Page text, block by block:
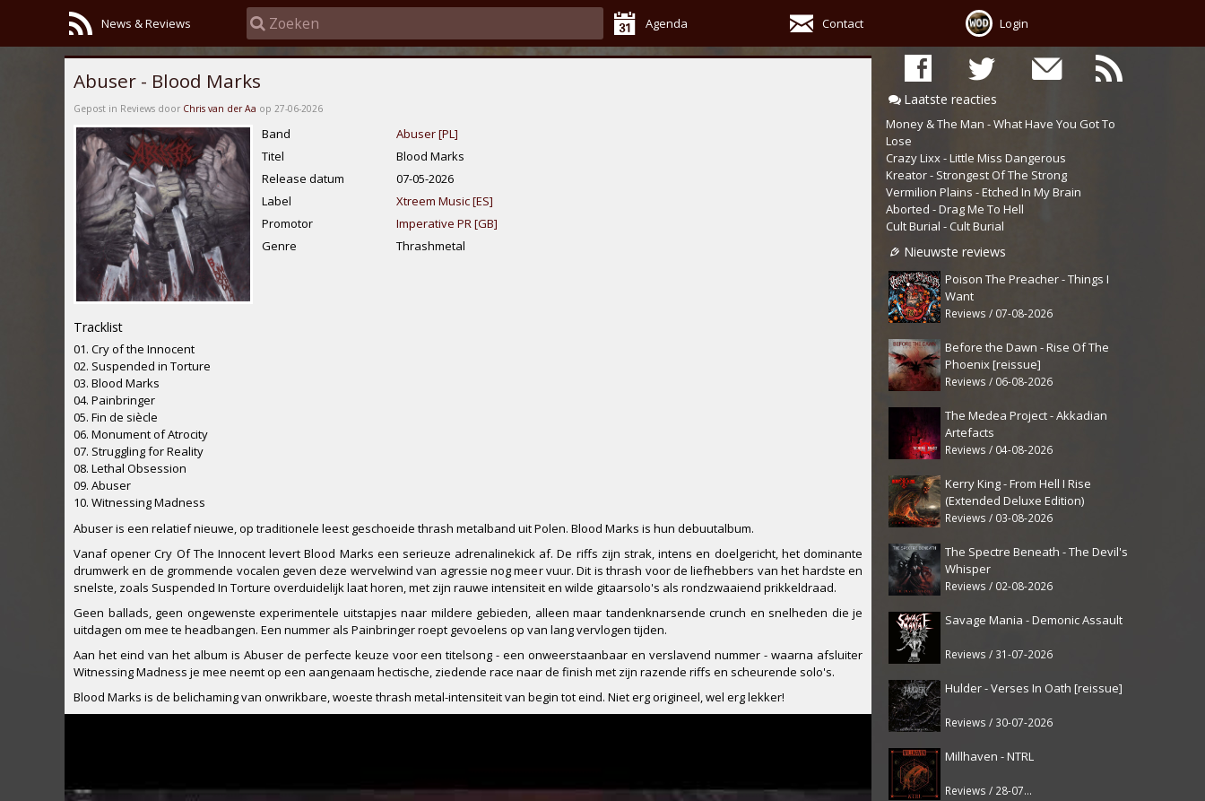
News & Reviews Agenda Contact Login
Laatste reacties
Money & The Man - What Have You Got To
Lose
Crazy Lixx - Little Miss Dangerous
Kreator - Strongest Of The Strong
Vermilion Plains - Etched In My Brain
Aborted - Drag Me To Hell
Cult Burial - Cult Burial
Nieuwste reviews
Poison The Preacher - Things I
Want
Reviews / 07-08-2026
Before the Dawn - Rise Of The
Phoenix [reissue]
Reviews / 06-08-2026
The Medea Project - Akkadian
Artefacts
Reviews / 04-08-2026
Kerry King - From Hell I Rise
(Extended Deluxe Edition)
Reviews / 03-08-2026
The Spectre Beneath - The Devil's
Whisper
Reviews / 02-08-2026
Savage Mania - Demonic Assault
Reviews / 31-07-2026
Hulder - Verses In Oath [reissue]
Reviews / 30-07-2026
Millhaven - NTRL
Reviews / 28-07-2026
Abuser - Blood Marks
Gepost in Reviews door Chris van der Aa op 27-06-2026
Band
Abuser [PL]
Titel
Blood Marks
Release datum
07-05-2026
Label
Xtreem Music [ES]
Promotor
Imperative PR [GB]
Genre
Thrashmetal
Tracklist
01. Cry of the Innocent
02. Suspended in Torture
03. Blood Marks
04. Painbringer
05. Fin de siècle
06. Monument of Atrocity
07. Struggling for Reality
08. Lethal Obsession
09. Abuser
10. Witnessing Madness
Abuser is een relatief nieuwe, op traditionele leest geschoeide thrash metalband uit Polen. Blood Marks is hun debuutalbum.
Vanaf opener Cry Of The Innocent levert Blood Marks een serieuze adrenalinekick af. De riffs zijn strak, intens en doelgericht, het dominante
drumwerk en de grommende vocalen geven deze wervelwind van agressie nog meer vuur. Dit is thrash voor de liefhebbers van het hardste en
snelste, zoals Suspended In Torture overduidelijk laat horen, met zijn rauwe intensiteit en wilde gitaarsolo's als rondzwaaiend prikkeldraad.
Geen ballads, geen ongewenste experimentele uitstapjes naar mildere gebieden, alleen maar tandenknarsende crunch en snelheden die je
uitdagen om mee te headbangen. Een nummer als Painbringer roept gevoelens op van lang vervlogen tijden.
Aan het eind van het album is Abuser de perfecte keuze voor een titelsong - een onweerstaanbaar en verslavend nummer - waarna afsluiter
Witnessing Madness je mee neemt op een aangenaam hectische, ziedende race naar de finish met zijn razende riffs en scheurende solo's.
Blood Marks is de belichaming van onwrikbare, woeste thrash metal-intensiteit van begin tot eind. Niet erg origineel, wel erg lekker!